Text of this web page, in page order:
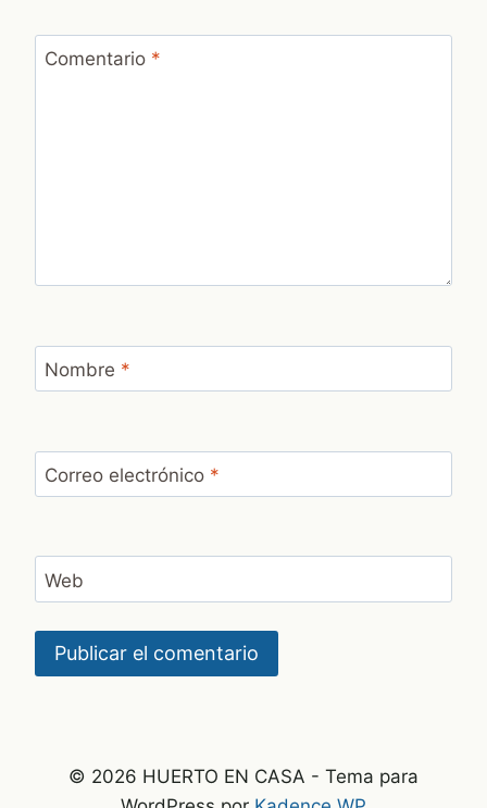
Comentario *
Nombre *
Correo electrónico *
Web
© 2026 HUERTO EN CASA - Tema para